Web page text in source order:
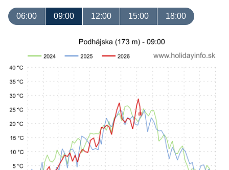
06:00 09:00 12:00 15:00 18:00